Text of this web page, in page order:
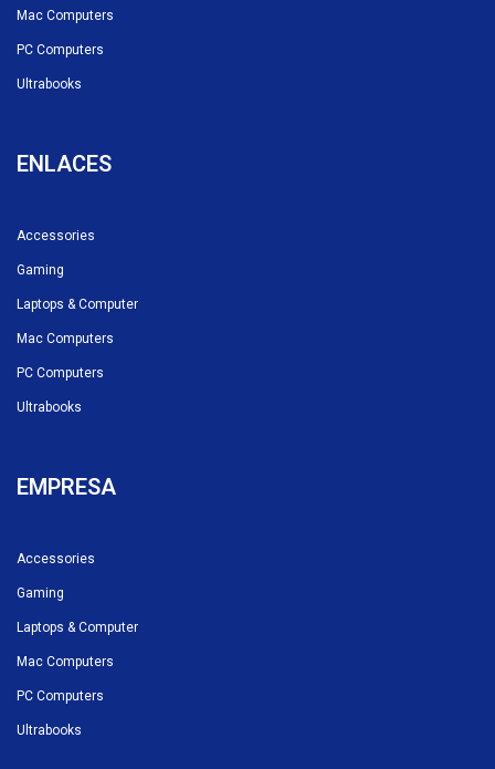
Mac Computers
PC Computers
Ultrabooks
ENLACES
Accessories
Gaming
Laptops & Computer
Mac Computers
PC Computers
Ultrabooks
EMPRESA
Accessories
Gaming
Laptops & Computer
Mac Computers
PC Computers
Ultrabooks